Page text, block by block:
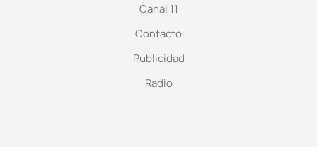
Canal 11
Contacto
Publicidad
Radio